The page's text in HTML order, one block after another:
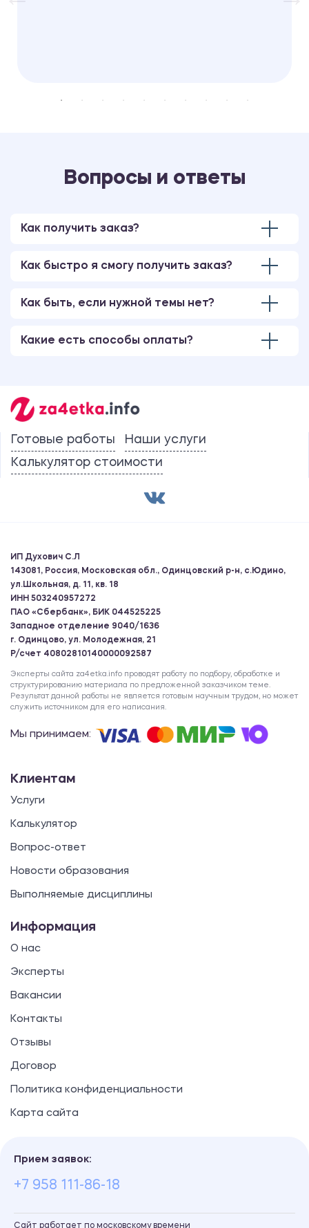
Вопросы и ответы
Как получить заказ?
Как быстро я смогу получить заказ?
Как быть, если нужной темы нет?
Какие есть способы оплаты?
Готовые работы
Наши услуги
Калькулятор стоимости
ИП Духович С.Л
143081, Россия, Московская обл., Одинцовский р-н, с.Юдино,
ул.Школьная, д. 11, кв. 18
ИНН 503240957272
ПАО «Сбербанк», БИК 044525225
Западное отделение 9040/1636
г. Одинцово, ул. Молодежная, 21
Р/счет 40802810140000092587
Эксперты сайта za4etka.info проводят работу по подбору, обработке и
структурированию материала по предложенной заказчиком теме.
Результат данной работы не является готовым научным трудом, но может
служить источником для его написания.
Мы принимаем:
Клиентам
Услуги
Калькулятор
Вопрос-ответ
Новости образования
Выполняемые дисциплины
Информация
О нас
Эксперты
Вакансии
Контакты
Отзывы
Договор
Политика конфиденциальности
Карта сайта
Прием заявок:
+7 958 111-86-18
Сайт работает по московскому времени